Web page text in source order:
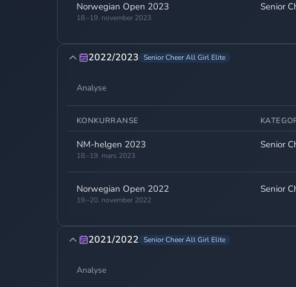
Norwegian Open 2023
18.–19. november 2023
Senior
2022/2023 Senior Cheer All Girl Elite
Analyse
KONKURRANSE
NM-helgen 2023
18.–19. mars 2023
Senior
Norwegian Open 2022
19.–20. november 2022
Senior
2021/2022 Senior Cheer All Girl Elite
Analyse